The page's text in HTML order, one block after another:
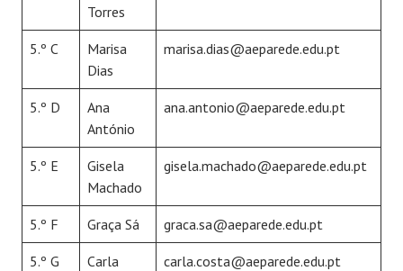
Torres
5.º C
Marisa
Dias
marisa.dias@aeparede.edu.pt
5.º D
Ana
António
ana.antonio@aeparede.edu.pt
5.º E
Gisela
Machado
gisela.machado@aeparede.edu.pt
5.º F Graça Sá graca.sa@aeparede.edu.pt
5.º G
Carla
carla.costa@aeparede.edu.pt